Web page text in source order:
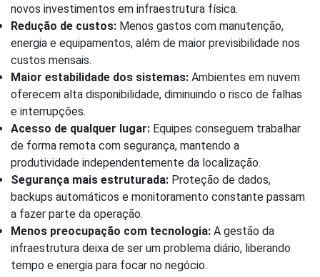
novos investimentos em infraestrutura física.
Redução de custos: Menos gastos com manutenção,
energia e equipamentos, além de maior previsibilidade nos
custos mensais.
Maior estabilidade dos sistemas: Ambientes em nuvem
oferecem alta disponibilidade, diminuindo o risco de falhas
e interrupções.
Acesso de qualquer lugar: Equipes conseguem trabalhar
de forma remota com segurança, mantendo a
produtividade independentemente da localização.
Segurança mais estruturada: Proteção de dados,
backups automáticos e monitoramento constante passam
a fazer parte da operação.
Menos preocupação com tecnologia: A gestão da
infraestrutura deixa de ser um problema diário, liberando
tempo e energia para focar no negócio.